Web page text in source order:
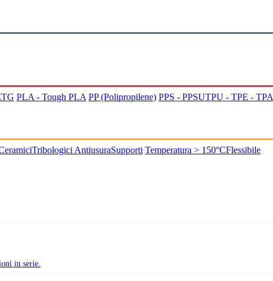
PLA - Tough PLA PP (Polipropilene) PPS - PPSUTPU - TPE - TPA
Tribologici AntiusuraSupporti Temperatura > 150°CFlessibile
in serie.